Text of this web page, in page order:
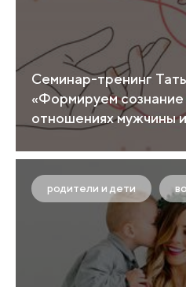
Семинар-тренинг
«Формируем сознание
отношениях мужчины
родители и дети